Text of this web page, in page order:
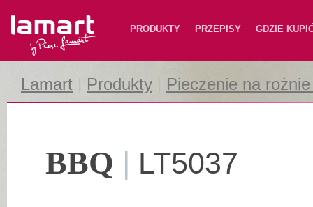
Lamart PRODUKTY PRZEPISY GDZIE
Lamart Produkty Pieczenie na
BBQ | LT5037